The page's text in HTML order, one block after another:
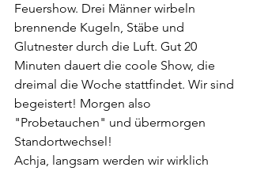
Feuershow. Drei Männer wirbeln
brennende Kugeln, Stäbe und
Glutnester durch die Luft. Gut 20
Minuten dauert die coole Show, die
dreimal die Woche stattfindet. Wir sind
begeistert! Morgen also
"Probetauchen" und übermorgen
Standortwechsel!
Achja, langsam werden wir wirklich